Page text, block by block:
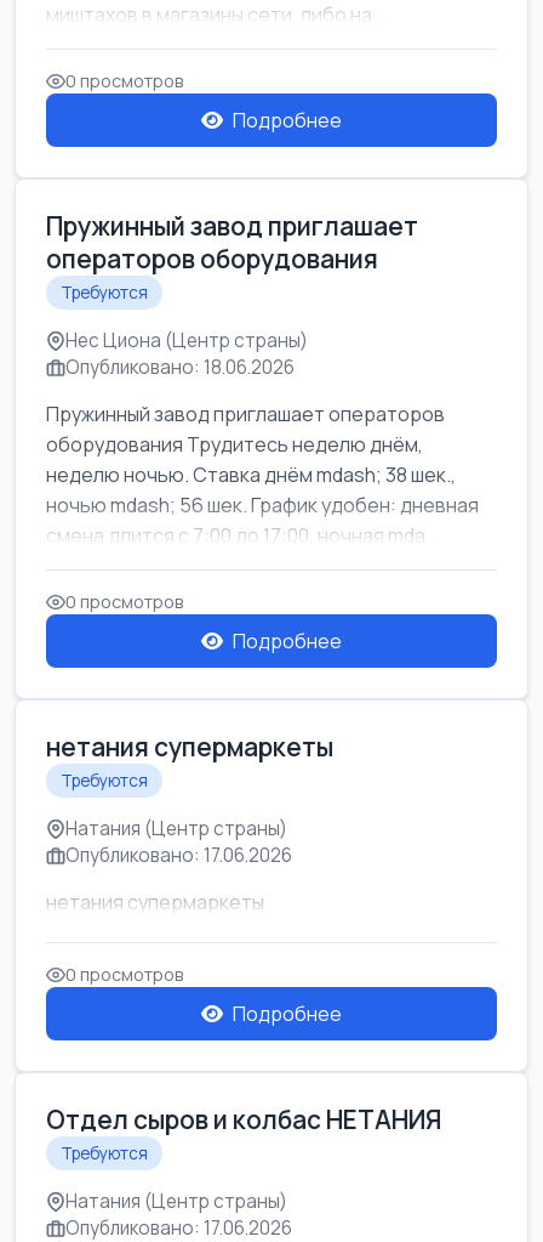
миштахов в магазины сети, либо на...
0 просмотров
Подробнее
Пружинный завод приглашает
операторов оборудования
Требуются
Нес Циона (Центр страны)
Опубликовано: 18.06.2026
Пружинный завод приглашает операторов
оборудования Трудитесь неделю днём,
неделю ночью. Ставка днём mdash; 38 шек.,
ночью mdash; 56 шек. График удобен: дневная
смена длится с 7:00 до 17:00, ночная mda...
0 просмотров
Подробнее
нетания супермаркеты
Требуются
Натания (Центр страны)
Опубликовано: 17.06.2026
нетания супермаркеты
0 просмотров
Подробнее
Отдел сыров и колбас НЕТАНИЯ
Требуются
Натания (Центр страны)
Опубликовано: 17.06.2026